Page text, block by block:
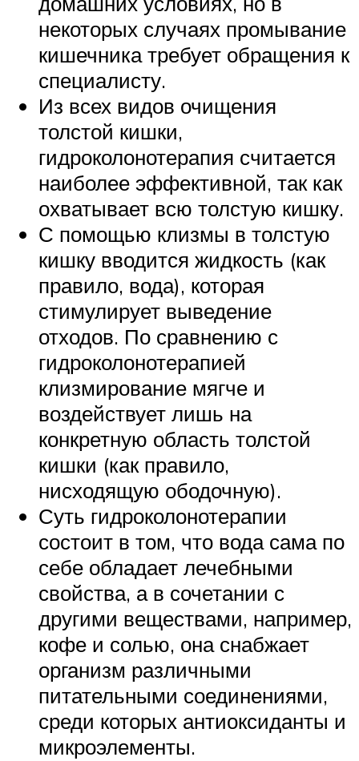
некоторых случаях промывание
кишечника требует обращения к
специалисту.
Из всех видов очищения
толстой кишки,
гидроколонотерапия считается
наиболее эффективной, так как
охватывает всю толстую кишку.
С помощью клизмы в толстую
кишку вводится жидкость (как
правило, вода), которая
стимулирует выведение
отходов. По сравнению с
гидроколонотерапией
клизмирование мягче и
воздействует лишь на
конкретную область толстой
кишки (как правило,
нисходящую ободочную).
Суть гидроколонотерапии
состоит в том, что вода сама по
себе обладает лечебными
свойства, а в сочетании с
другими веществами, например,
кофе и солью, она снабжает
организм различными
питательными соединениями,
среди которых антиоксиданты и
микроэлементы.